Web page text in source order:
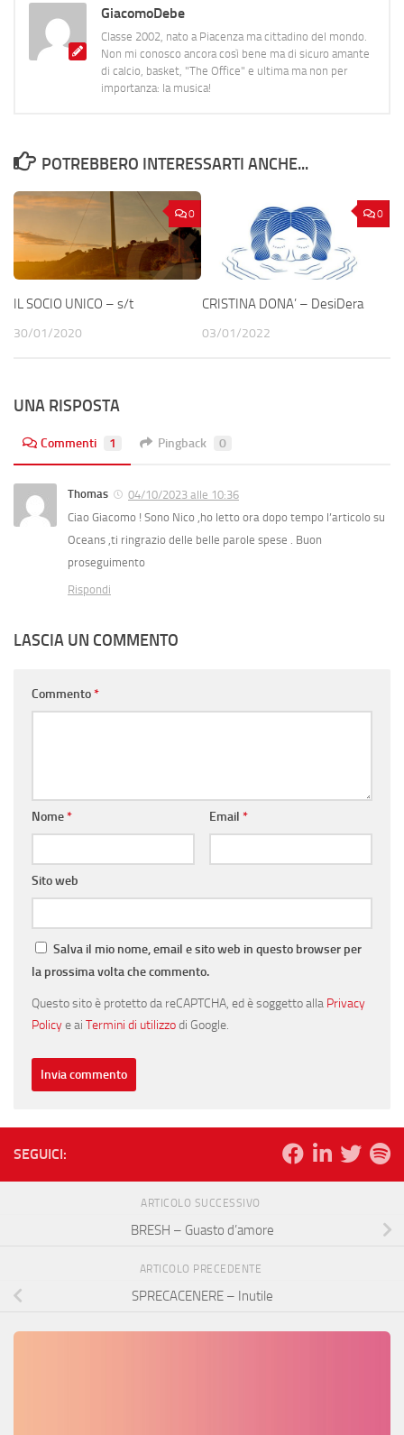
GiacomoDebe
Classe 2002, nato a Piacenza ma cittadino del mondo.
Non mi conosco ancora così bene ma di sicuro amante
di calcio, basket, "The Office" e ultima ma non per
importanza: la musica!
POTREBBERO INTERESSARTI ANCHE...
0
IL SOCIO UNICO – s/t
30/01/2020
0
CRISTINA DONA’ – DesiDera
03/01/2022
UNA RISPOSTA
Commenti 1 Pingback 0
Thomas
04/10/2023 alle 10:36
Ciao Giacomo ! Sono Nico ,ho letto ora dopo tempo l’articolo su
Oceans ,ti ringrazio delle belle parole spese . Buon
proseguimento
Rispondi
LASCIA UN COMMENTO
Commento*
Nome* Email *
Sito web
Salva il mio nome, email e sito web in questo browser per
la prossima volta che commento.
Questo sito è protetto da reCAPTCHA, ed è soggetto alla Privacy
Policye ai Termini di utilizzodi Google.
SEGUICI:
ARTICOLO SUCCESSIVO
BRESH – Guasto d’amore
ARTICOLO PRECEDENTE
SPRECACENERE – Inutile